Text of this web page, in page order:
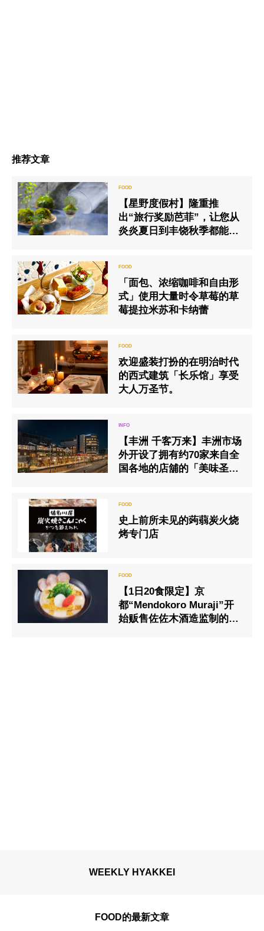
推荐文章
【星野度假村】隆重推
出“旅行奖励芭菲”，让您从
炎炎夏日到丰饶秋季都能享
「面包、浓缩咖啡和自由形
式」使用大量时令草莓的草
莓提拉米苏和卡纳蕾
欢迎盛装打扮的在明治时代
的西式建筑「长乐馆」享受
大人万圣节。
【丰洲 千客万来】丰洲市场
外开设了拥有约70家来自全
国各地的店舖的「美味圣
史上前所未见的蒟蒻炭火烧
烤专门店
【1日20食限定】京
都“Mendokoro Muraji”开
始贩售佐佐木酒造监制的冬
WEEKLY HYAKKEI
FOOD的最新文章